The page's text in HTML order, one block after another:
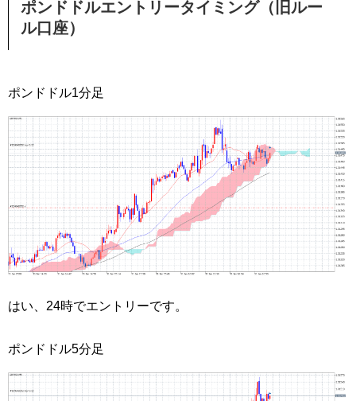
ポンドドルエントリータイミング（旧ルー
ル口座）
ポンドドル1分足
はい、24時でエントリーです。
ポンドドル5分足